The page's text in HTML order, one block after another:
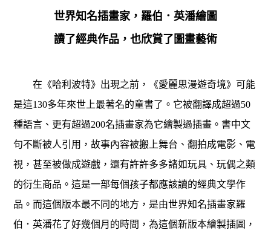
世界知名插畫家，羅伯．英潘繪圖
讀了經典作品，也欣賞了圖畫藝術
在《哈利波特》出現之前，《愛麗思漫遊奇境》可能
是這130多年來世上最著名的童書了。它被翻譯成超過50
種語言、更有超過200名插畫家為它繪製過插畫。書中文
句不斷被人引用，故事內容被搬上舞台、翻拍成電影、電
視，甚至被做成遊戲，還有許許多多諸如玩具、玩偶之類
的衍生商品。這是一部每個孩子都應該讀的經典文學作
品。而這個版本最不同的地方，是由世界知名插畫家羅
伯．英潘花了好幾個月的時間，為這個新版本繪製插圖，